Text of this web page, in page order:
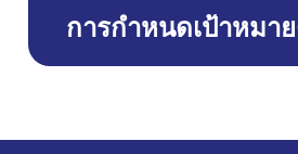
การกำหนดเป้าหมา